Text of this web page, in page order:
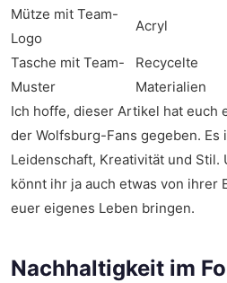
Mütze mit Team-
Logo
Acryl
Tasche mit Team-
Muster
Recycelte
Materialien
Ich hoffe, dieser Artikel hat euch
der Wolfsburg-Fans gegeben. Es
Leidenschaft, Kreativität und
könnt ihr ja auch etwas von ihrer
euer eigenes Leben bringen.
Nachhaltigkeit im